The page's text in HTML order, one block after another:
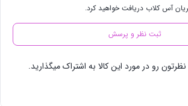
ثبت نظر و پرسش
رو در مورد این کالا به اشتراک میگذارید.